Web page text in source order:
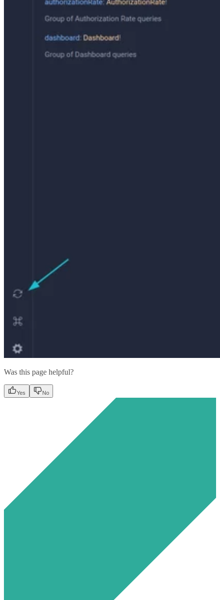
Was this page helpful?
Yes No